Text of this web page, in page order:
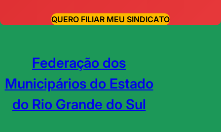
QUERO FILIAR MEU SINDICATO
Federação dos
Municipários do Estado
do Rio Grande do Sul